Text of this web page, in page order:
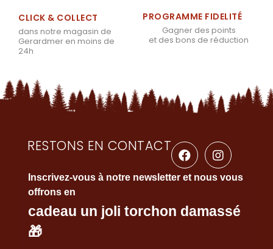
CLICK & COLLECT
dans notre magasin de
Gerardmer en moins de
24h
PROGRAMME FIDELITÉ
Gagner des points
et des bons de réduction
RESTONS EN CONTACT
Inscrivez-vous à notre newsletter et nous vous
offrons en
cadeau un joli torchon damassé
🎁